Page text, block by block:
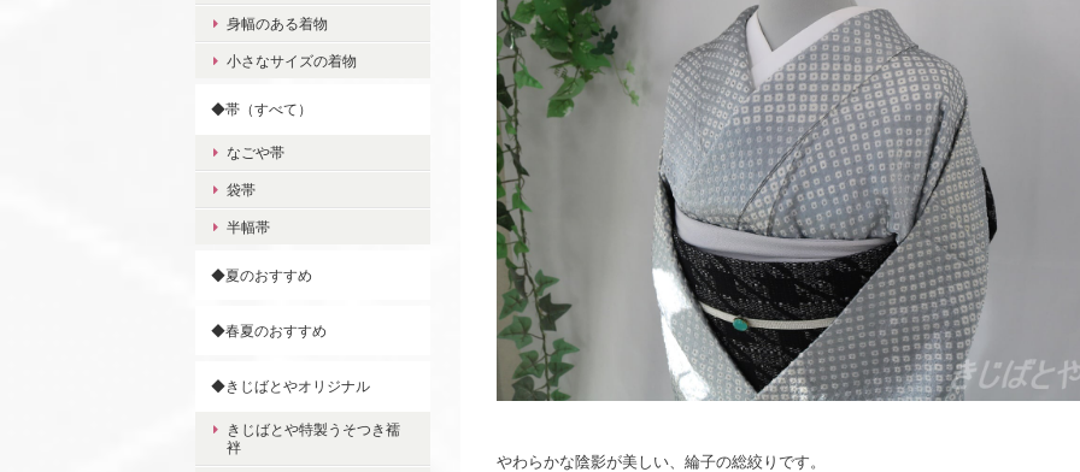
やわらかな陰影が美しい、綸子の総絞りです。
身幅のある着物
小さなサイズの着物
◆帯（すべて）
なごや帯
袋帯
半幅帯
◆夏のおすすめ
◆春夏のおすすめ
◆きじばとやオリジナル
きじばとや特製うそつき襦
袢